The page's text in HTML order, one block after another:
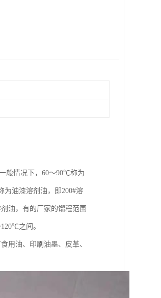
般情况下，60～90℃称为
为油漆溶剂油，即200#溶
油，有的厂家的馏程范围
之间。
用油、印刷油墨、皮革、